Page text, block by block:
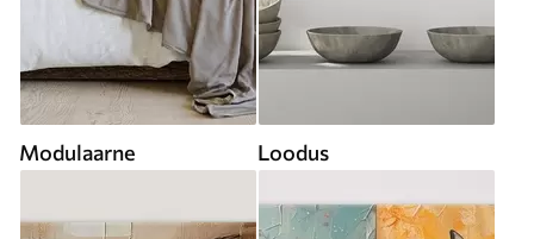
Modulaarne Loodus